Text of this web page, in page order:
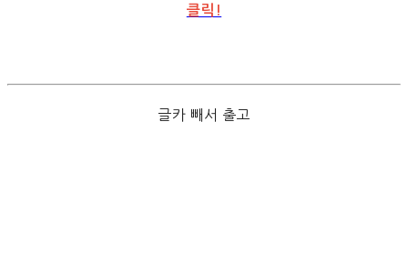
클릭!
글카 빼서 출고